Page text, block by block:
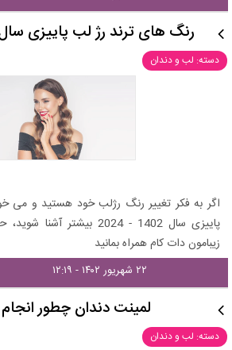
رنگ های ترند رژ لب پاییزی سال 1402 -
دسته: لب و دندان
اگر به فکر تغییر رنگ رژلب خود هستید و می
پاییزی سال 1402 - 2024
زیبامون دات کام همراه بمانید
۲۲ شهریور ۱۴۰۲ - ۱۲:۱۹
لمینت دندان چطور
دسته: لب و دندان